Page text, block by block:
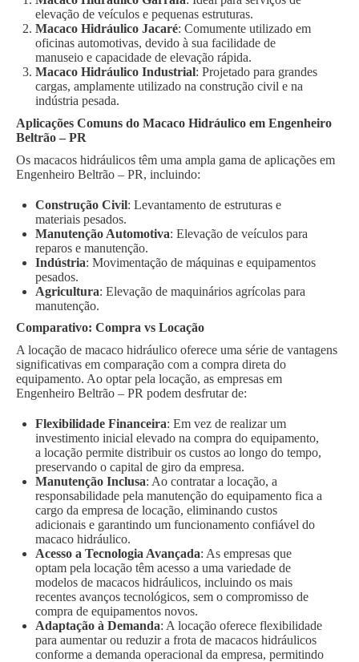
elevação de veículos e pequenas estruturas.
Macaco Hidráulico Jacaré: Comumente utilizado em
oficinas automotivas, devido à sua facilidade de
manuseio e capacidade de elevação rápida.
Macaco Hidráulico Industrial: Projetado para grandes
cargas, amplamente utilizado na construção civil e na
indústria pesada.
Aplicações Comuns do Macaco Hidráulico em Engenheiro
Beltrão – PR
Os macacos hidráulicos têm uma ampla gama de aplicações em
Engenheiro Beltrão – PR, incluindo:
Construção Civil: Levantamento de estruturas e
materiais pesados.
Manutenção Automotiva: Elevação de veículos para
reparos e manutenção.
Indústria: Movimentação de máquinas e equipamentos
pesados.
Agricultura: Elevação de maquinários agrícolas para
manutenção.
Comparativo: Compra vs Locação
A locação de macaco hidráulico oferece uma série de vantagens
significativas em comparação com a compra direta do
equipamento. Ao optar pela locação, as empresas em
Engenheiro Beltrão – PR podem desfrutar de:
Flexibilidade Financeira: Em vez de realizar um
investimento inicial elevado na compra do equipamento,
a locação permite distribuir os custos ao longo do tempo,
preservando o capital de giro da empresa.
Manutenção Inclusa: Ao contratar a locação, a
responsabilidade pela manutenção do equipamento fica a
cargo da empresa de locação, eliminando custos
adicionais e garantindo um funcionamento confiável do
macaco hidráulico.
Acesso a Tecnologia Avançada: As empresas que
optam pela locação têm acesso a uma variedade de
modelos de macacos hidráulicos, incluindo os mais
recentes avanços tecnológicos, sem o compromisso de
compra de equipamentos novos.
Adaptação à Demanda: A locação oferece flexibilidade
para aumentar ou reduzir a frota de macacos hidráulicos
conforme a demanda operacional da empresa, permitindo